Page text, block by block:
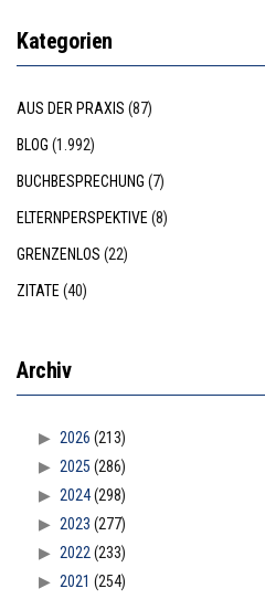
Kategorien
AUS DER PRAXIS (87)
BLOG (1.992)
BUCHBESPRECHUNG (7)
ELTERNPERSPEKTIVE(8)
GRENZENLOS (22)
ZITATE(40)
Archiv
2026 (213)
2025 (286)
2024(298)
2023 (277)
2022(233)
2021 (254)